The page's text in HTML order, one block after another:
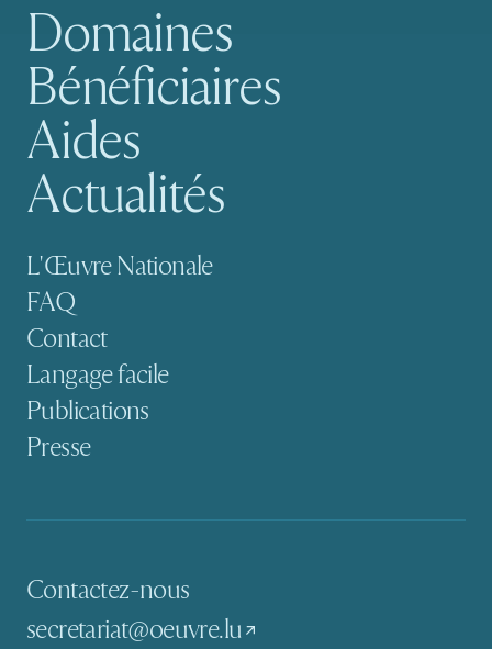
Navigation principale
Domaines
Bénéficiaires
Aides
Actualités
Navigation secondaire
L'Œuvre Nationale
FAQ
Contact
Langage facile
Publications
Presse
Contactez-nous
secretariat@oeuvre.lu